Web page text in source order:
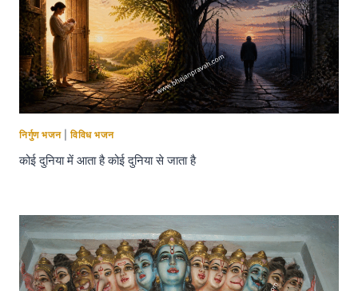
निर्गुण भजन|विविध भजन
कोई दुनिया में आता है कोई दुनिया से जाता है